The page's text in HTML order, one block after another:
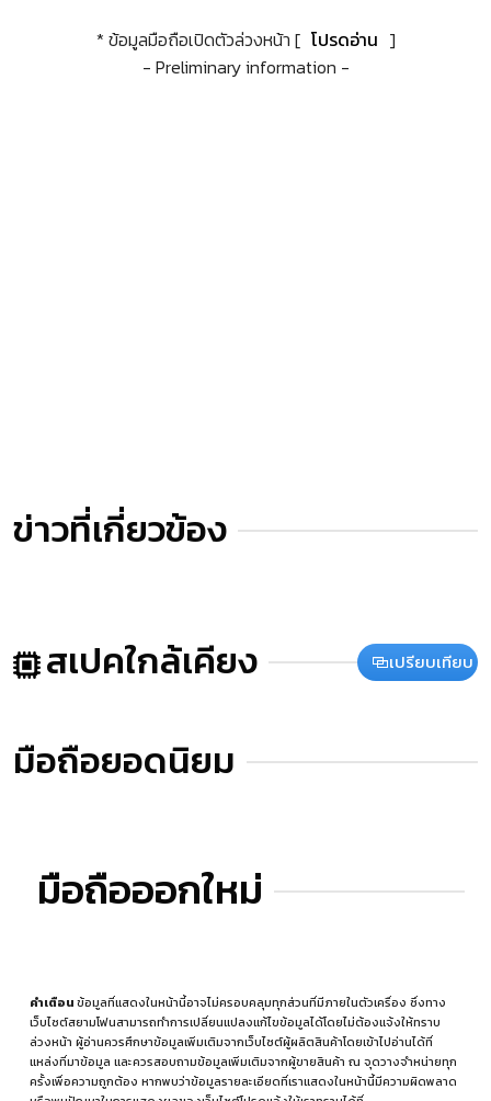
* ข้อมูลมือถือเปิดตัวล่วงหน้า [ โปรดอ่าน ]
- Preliminary information -
ข่าวที่เกี่ยวข้อง
สเปคใกล้เคียง เปรียบเทียบ
มือถือยอดนิยม
มือถือออกใหม่
คำเตือนข้อมูลที่แสดงในหน้านี้อาจไม่ครอบคลุมทุกส่วนที่มีภายในตัวเครื่อง ซึ่งทาง
เว็บไซต์สยามโฟนสามารถทำการเปลี่ยนแปลงแก้ไขข้อมูลได้โดยไม่ต้องแจ้งให้ทราบ
ล่วงหน้า ผู้อ่านควรศึกษาข้อมูลเพิ่มเติมจากเว็บไซต์ผู้ผลิตสินค้าโดยเข้าไปอ่านได้ที่
แหล่งที่มาข้อมูล และควรสอบถามข้อมูลเพิ่มเติมจากผู้ขายสินค้า ณ จุดวางจำหน่ายทุก
ครั้งเพื่อความถูกต้อง หากพบว่าข้อมูลรายละเอียดที่เราแสดงในหน้านี้มีความผิดพลาด